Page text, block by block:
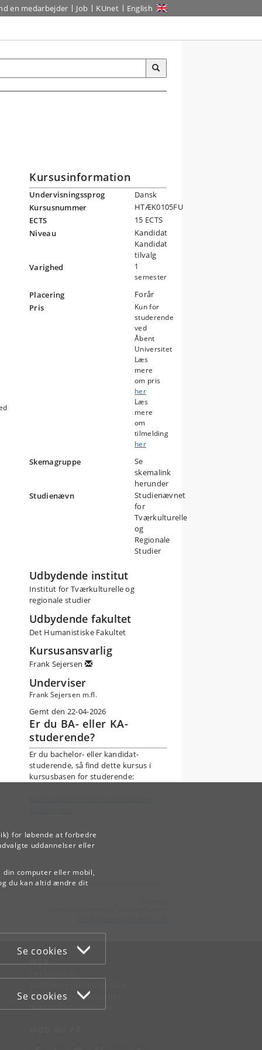
for løbende at forbedre
uddannelser eller
din computer eller mobil,
du kan altid ændre dit
Se cookies
Se cookies
en medarbejder Job KUnet English
Kursusinformation
Undervisningssprog
Dansk
Kursusnummer
HTÆK0105FU
ECTS
15 ECTS
Niveau
Kandidat
Kandidat
tilvalg
Varighed
1
semester
Placering
Forår
Pris
Kun for
studerende
ved
Åbent
Universitet
Læs
mere
om pris
her
Læs
mere
om
tilmelding
her
Skemagruppe
Se
skemalink
herunder
Studienævn
Studienævnet
for
Tværkulturelle
og
Regionale
Studier
Udbydende institut
Institut for Tværkulturelle og
regionale studier
Udbydende fakultet
Det Humanistiske Fakultet
Kursusansvarlig
Frank Sejersen
Underviser
Frank Sejersen m.fl.
Gemt den 22-04-2026
Er du BA- eller KA-
studerende?
Er du bachelor- eller kandidat-
studerende, så find dette kursus i
kursusbasen for studerende:
WEB
Tilgængelighedserklæring
Informationssikkerhed